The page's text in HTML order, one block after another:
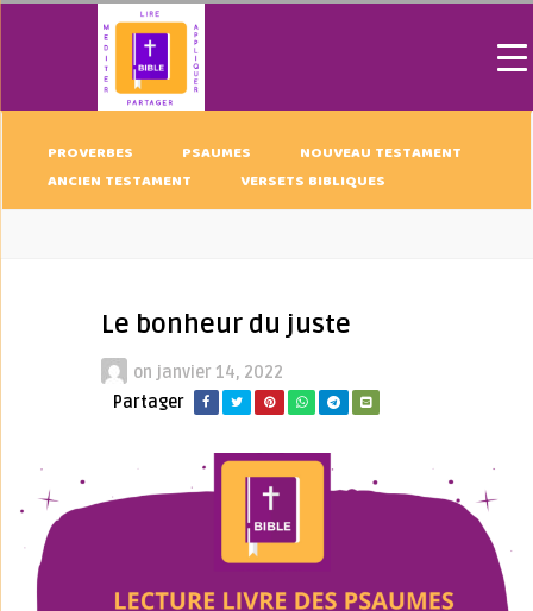
PROVERBES PSAUMES
NOUVEAU TESTAMENT
ANCIEN TESTAMENT
VERSETS BIBLIQUES
Le bonheur du juste
on janvier 14, 2022
Partager